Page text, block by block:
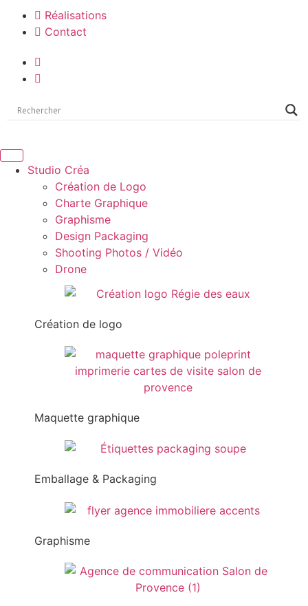
Réalisations
Contact
Studio Créa
Création de Logo
Charte Graphique
Graphisme
Design Packaging
Shooting Photos / Vidéo
Drone
Création de logo
Maquette graphique
Emballage & Packaging
Graphisme